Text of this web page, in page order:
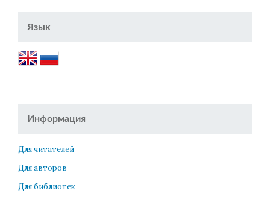
Язык
Информация
Для читателей
Для авторов
Для библиотек